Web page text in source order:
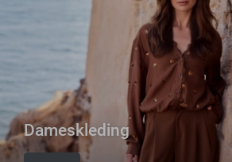
Dameskleding